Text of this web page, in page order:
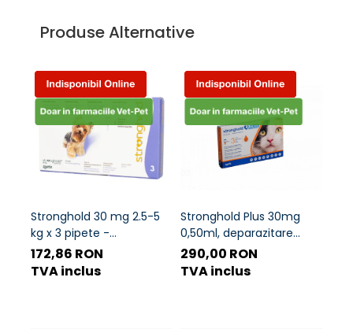
Produse Alternative
Stronghold 30 mg 2.5-5
kg x 3 pipete -
deparazitare externa si
interna pentru caini
172,86 RON
TVA inclus
Stronghold Plus 30mg
0,50ml, deparazitare
externa pentru pisici 2,5-
5kg, 3 pipete
290,00 RON
TVA inclus